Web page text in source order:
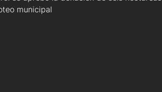
municipal